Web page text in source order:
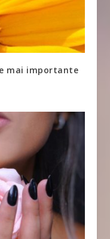
mai importante